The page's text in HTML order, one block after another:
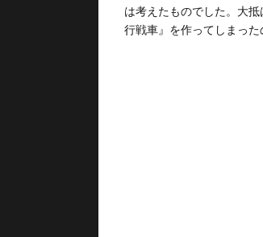
は考えたものでした。大
行戦車』を作ってしまった